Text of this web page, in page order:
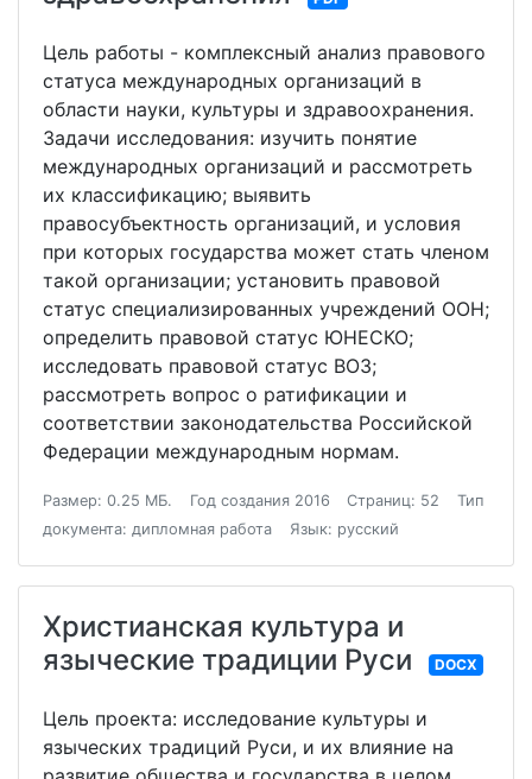
Цель работы - комплексный анализ правового
статуса международных организаций в
области науки, культуры и здравоохранения.
Задачи исследования: изучить понятие
международных организаций и рассмотреть
их классификацию; выявить
правосубъектность организаций, и условия
при которых государства может стать членом
такой организации; установить правовой
статус специализированных учреждений ООН;
определить правовой статус ЮНЕСКО;
исследовать правовой статус ВОЗ;
рассмотреть вопрос о ратификации и
соответствии законодательства Российской
Федерации международным нормам.
Размер: 0.25 МБ. Год создания 2016 Страниц: 52
Тип
документа: дипломная работа
Язык: русский
Христианская культура и
языческие традиции Руси
DOCX
Цель проекта: исследование культуры и
язычеcких традиций Руси, и их влияние на